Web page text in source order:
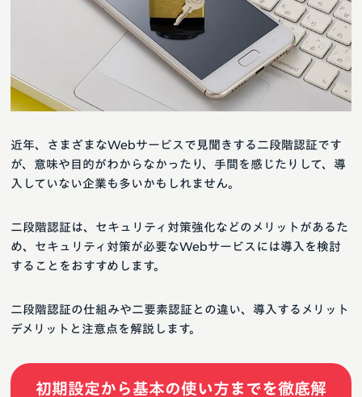
二段階認証の仕組みや二要素認証との違い、導入するメリット
デメリットと注意点を解説します。
二段階認証は、セキュリティ対策強化などのメリットがあるた
め、セキュリティ対策が必要なWebサービスには導入を検討
することをおすすめします。
近年、さまざまなWebサービスで見聞きする二段階認証です
が、意味や目的がわからなかったり、手間を感じたりして、導
入していない企業も多いかもしれません。
初期設定から基本の使い方までを徹底解